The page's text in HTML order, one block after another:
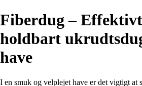
Fiberdug –
holdbart
have
I en smuk og velplejet have er det vigtigt at